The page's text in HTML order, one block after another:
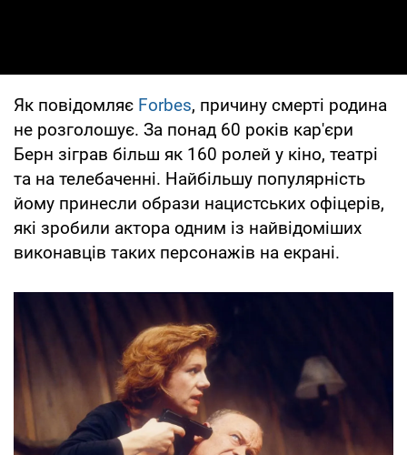
Як повідомляє Forbes, причину смерті родина
не розголошує. За понад 60 років кар'єри
Берн зіграв більш як 160 ролей у кіно, театрі
та на телебаченні. Найбільшу популярність
йому принесли образи нацистських офіцерів,
які зробили актора одним із найвідоміших
виконавців таких персонажів на екрані.